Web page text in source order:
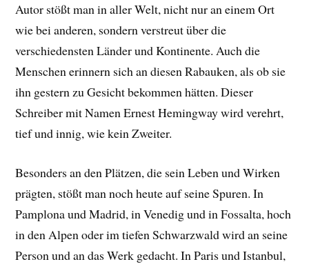
Autor stößt man in aller Welt, nicht nur an einem Ort
wie bei anderen, sondern verstreut über die
verschiedensten Länder und Kontinente. Auch die
Menschen erinnern sich an diesen Rabauken, als ob sie
ihn gestern zu Gesicht bekommen hätten. Dieser
Schreiber mit Namen Ernest Hemingway wird verehrt,
tief und innig, wie kein Zweiter.
Besonders an den Plätzen, die sein Leben und Wirken
prägten, stößt man noch heute auf seine Spuren. In
Pamplona und Madrid, in Venedig und in Fossalta, hoch
in den Alpen oder im tiefen Schwarzwald wird an seine
Person und an das Werk gedacht. In Paris und Istanbul,